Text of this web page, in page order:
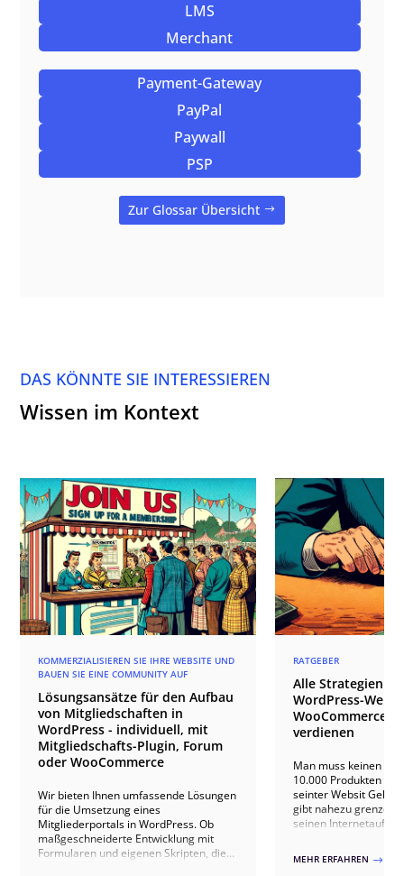
LMS
Merchant
Payment-Gateway
PayPal
Paywall
PSP
Zur Glossar Übersicht
DAS KÖNNTE SIE INTERESSIEREN
Wissen im Kontext
KOMMERZIALISIEREN SIE IHRE WEBSITE UND
BAUEN SIE EINE COMMUNITY AUF
Lösungsansätze für den Aufbau
von Mitgliedschaften in
WordPress - individuell, mit
Mitgliedschafts-Plugin, Forum
oder WooCommerce
Wir bieten Ihnen umfassende Lösungen
für die Umsetzung eines
Mitgliederportals in WordPress. Ob
maßgeschneiderte Entwicklung mit
Formularen und eigenen Skripten, die
RATGEBER
Alle Strategien
WordPress-
WooCommerce
verdienen
Man muss keinen
10.000 Produkten
seinter Websit Geld
gibt nahezu
seinen
Webseite Geld
MEHR ERFAHREN $